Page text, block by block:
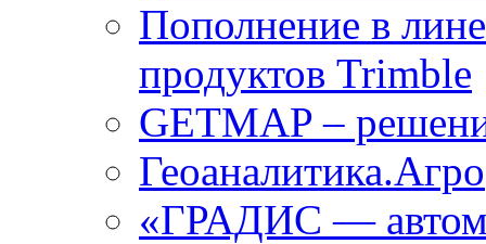
Пополнение в
продуктов Trimble
GETMAP –
Геоаналитика.Агро
«ГРАДИС ―